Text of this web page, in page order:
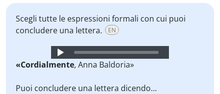
Scegli tutte le espressioni formali con cui puoi
concludere una lettera.
EN
Audio
Player
«Cordialmente, Anna Baldoria»
Puoi concludere una lettera dicendo…